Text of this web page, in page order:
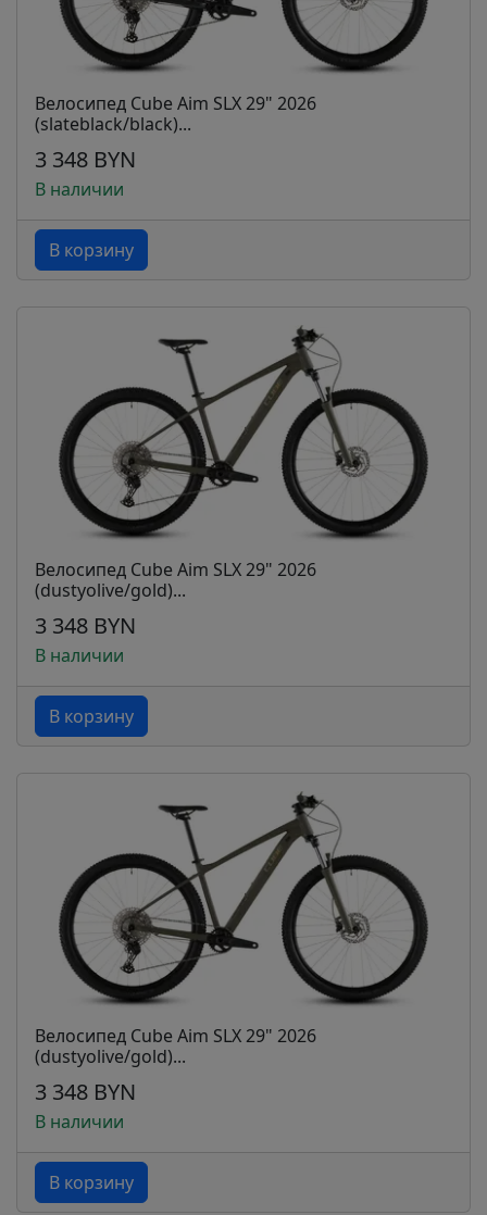
Велосипед Cube Aim SLX 29" 2026
(slateblack/black)...
3 348 BYN
В наличии
В корзину
Велосипед Cube Aim SLX 29" 2026
(dustyolive/gold)...
3 348 BYN
В наличии
В корзину
Велосипед Cube Aim SLX 29" 2026
(dustyolive/gold)...
3 348 BYN
В наличии
В корзину